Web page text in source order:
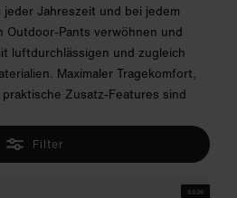
Jahreszeit und bei jedem
Outdoor-Pants verwöhnen und
luftdurchlässigen und zugleich
Maximaler Tragekomfort,
Zusatz-Features sind
Filter
SS26